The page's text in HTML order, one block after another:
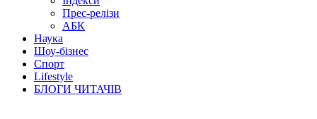
Прес-релізи
АБК
Наука
Шоу-бізнес
Спорт
Lifestyle
БЛОГИ ЧИТАЧІВ